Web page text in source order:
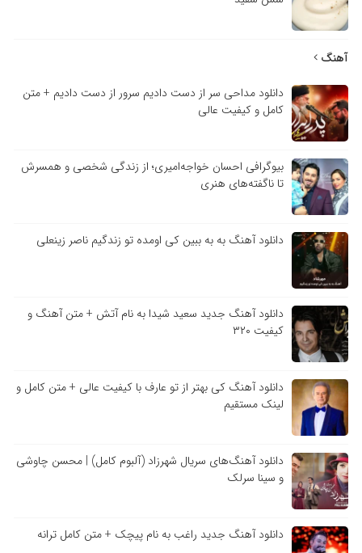
آهنگ
دانلود مداحی سر از دست دادیم سرور از دست دادیم + متن
کامل و کیفیت عالی
بیوگرافی احسان خواجه‌امیری؛ از زندگی شخصی و همسرش
تا ناگفته‌های هنری
دانلود آهنگ به به ببین کی اومده تو زندگیم ناصر زینعلی
دانلود آهنگ جدید سعید شیدا به نام آتش + متن آهنگ و
کیفیت ۳۲۰
دانلود آهنگ کی بهتر از تو عارف با کیفیت عالی + متن کامل و
لینک مستقیم
دانلود آهنگ‌های سریال شهرزاد (آلبوم کامل) | محسن چاوشی
و سینا سرلک
دانلود آهنگ جدید راغب به نام پیچک + متن کامل ترانه